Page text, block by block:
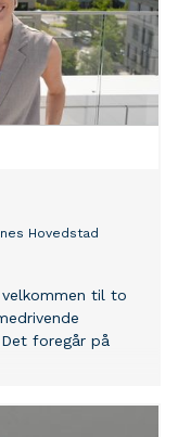
Hovedstad
til to
foregår på